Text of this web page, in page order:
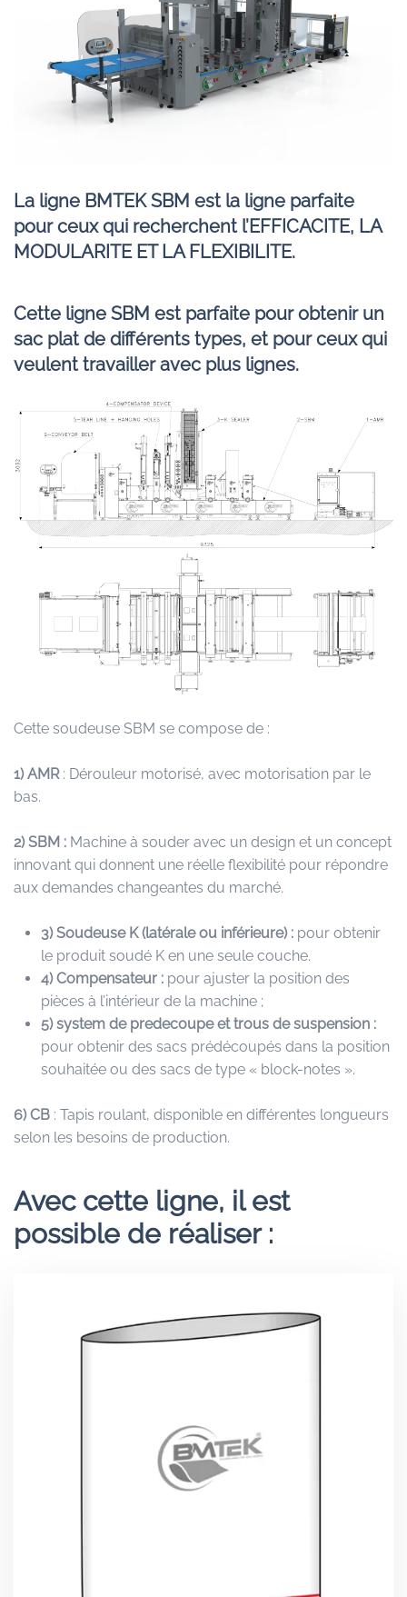
La ligne BMTEK SBM est la ligne parfaite
pour ceux qui recherchent l’EFFICACITE, LA
MODULARITE ET LA FLEXIBILITE.
Cette ligne SBM est parfaite pour obtenir un
sac plat de différents types, et pour ceux qui
veulent travailler avec plus lignes.
Cette soudeuse SBM se compose de :
1) AMR: Dérouleur motorisé, avec motorisation par le
bas.
2) SBM : Machine à souder avec un design et un concept
innovant qui donnent une réelle flexibilité pour répondre
aux demandes changeantes du marché.
3) Soudeuse K (latérale ou inférieure) : pour obtenir
le produit soudé K en une seule couche.
4) Compensateur : pour ajuster la position des
pièces à l’intérieur de la machine ;
5) system de predecoupe et trous de suspension :
pour obtenir des sacs prédécoupés dans la position
souhaitée ou des sacs de type « block-notes ».
6) CB : Tapis roulant, disponible en différentes longueurs
selon les besoins de production.
Avec cette ligne, il est
possible de réaliser :